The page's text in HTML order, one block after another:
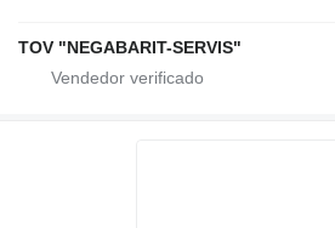
TOV "NEGABARIT-SERVIS"